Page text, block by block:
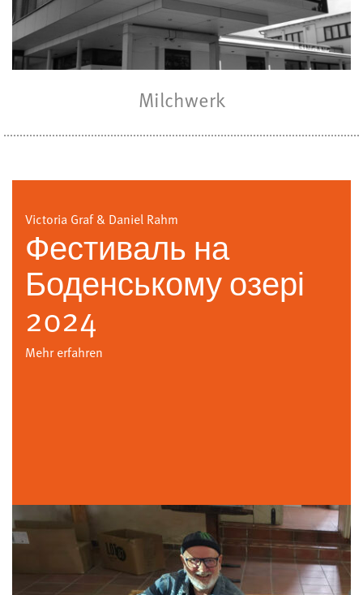
Milchwerk
Victoria Graf & Daniel Rahm
Фестиваль на
Боденському озері
2024
Mehr erfahren